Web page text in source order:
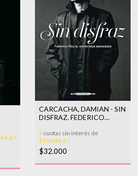
CARCACHA, DAMIAN - SIN
DISFRAZ. FEDERICO
ESE
3 cuotas sin interés de
$10.666,67
$32.000